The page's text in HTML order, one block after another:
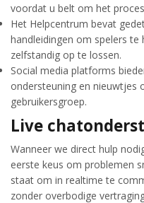
voordat u belt om het
Het Helpcentrum bevat
handleidingen om spelers te
zelfstandig op te lossen.
Social media platforms
ondersteuning en nieuwtjes
gebruikersgroep.
Live
Wanneer we direct hulp
eerste keus om problemen
staat om in realtime te
zonder overbodige